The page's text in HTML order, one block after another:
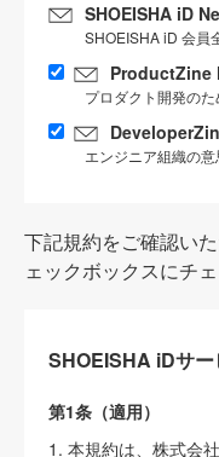
SHOEISHA iD
SHOEISHA iD 会員
ProductZine
プロダクト開発の
エンジニア組織の
下記規約をご確認い
ェックボックスにチ
SHOEISHA iDサ
第1条（適用）
1. 本規約は、株式会